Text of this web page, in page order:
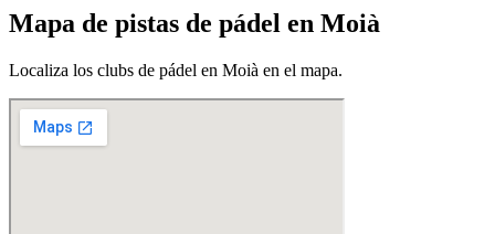
Mapa de pistas de pádel en Moià
Localiza los clubs de pádel en Moià en el mapa.